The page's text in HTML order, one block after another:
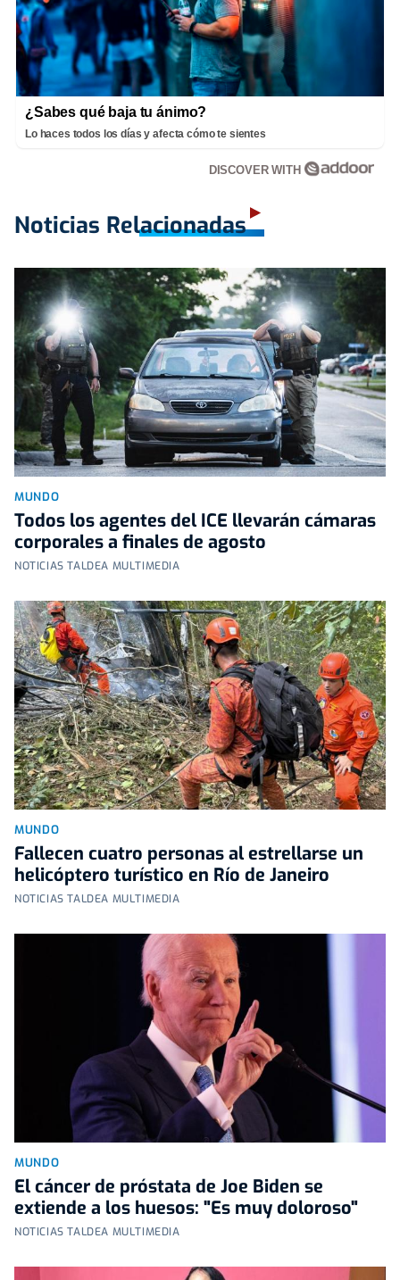
¿Sabes qué baja tu ánimo?
Lo haces todos los días y afecta cómo te sientes
DISCOVER WITH
Noticias Relacionadas
MUNDO
Todos los agentes del ICE llevarán cámaras
corporales a finales de agosto
NOTICIAS TALDEA MULTIMEDIA
MUNDO
Fallecen cuatro personas al estrellarse un
helicóptero turístico en Río de Janeiro
NOTICIAS TALDEA MULTIMEDIA
MUNDO
El cáncer de próstata de Joe Biden se
extiende a los huesos: "Es muy doloroso"
NOTICIAS TALDEA MULTIMEDIA